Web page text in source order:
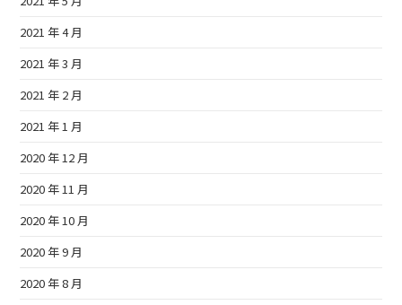
2021 年 4 月
2021 年 3 月
2021 年 2 月
2021 年 1 月
2020 年 12 月
2020 年 11 月
2020 年 10 月
2020 年 9 月
2020 年 8 月